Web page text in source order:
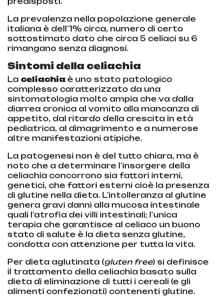
La prevalenza nella popolazione generale
italiana è dell’1% circa, numero di certo
sottostimato dato che circa 5 celiaci su 6
rimangano senza diagnosi.
Sintomi della celiachia
La celiachia è uno stato patologico
complesso caratterizzato da una
sintomatologia molto ampia che va dalla
diarrea cronica al vomito alla mancanza di
appetito, dal ritardo della crescita in età
pediatrica, al dimagrimento e a numerose
altre manifestazioni atipiche.
La patogenesi non è del tutto chiara, ma è
noto che a determinare l’insorgere della
celiachia concorrono sia fattori interni,
genetici, che fattori esterni cioè la presenza
di glutine nella dieta. L’intolleranza al glutine
genera gravi danni alla mucosa intestinale
quali l’atrofia dei villi intestinali; l’unica
terapia che garantisce al celiaco un buono
stato di salute è la dieta senza glutine,
condotta con attenzione per tutta la vita.
Per dieta aglutinata (gluten free) si definisce
il trattamento della celiachia basato sulla
dieta di eliminazione di tutti i cereali (e gli
alimenti confezionati) contenenti glutine.